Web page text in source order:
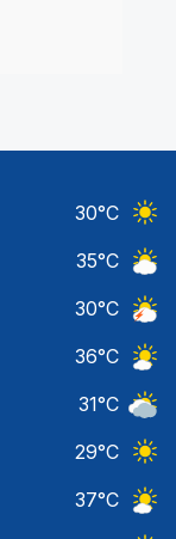
30°C
35°C
30°C
36°C
31°C
29°C
37°C